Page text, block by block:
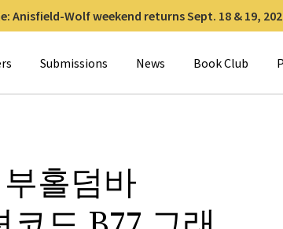
Anisfield-Wolf weekend returns Sept. 18 & 19,
Submissions News Book Club
홀덤바